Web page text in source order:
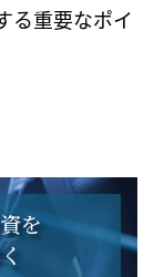
る重要なポイ
を